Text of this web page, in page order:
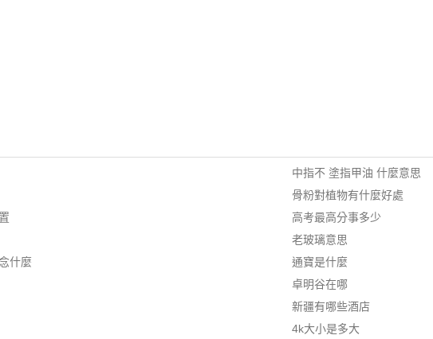
什麼
中指不 塗指甲油 什麼意思
骨粉對植物有什麼好處
高考最高分事多少
老玻璃意思
通寶是什麼
卓明谷在哪
新疆有哪些酒店
4k大小是多大